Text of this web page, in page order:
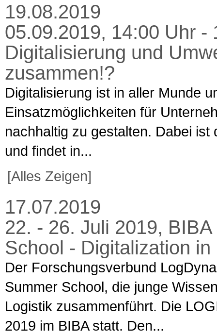
19.08.2019
05.09.2019, 14:00 Uhr -
Digitalisierung und
zusammen!?
Digitalisierung ist in aller Munde
Einsatzmöglichkeiten für
nachhaltig zu gestalten. Dabei
und findet in...
[Alles Zeigen]
17.07.2019
22. - 26. Juli 2019,
School - Digitalization
Der Forschungsverbund
Summer School, die junge
Logistik zusammenführt. Die
2019 im BIBA statt. Den...